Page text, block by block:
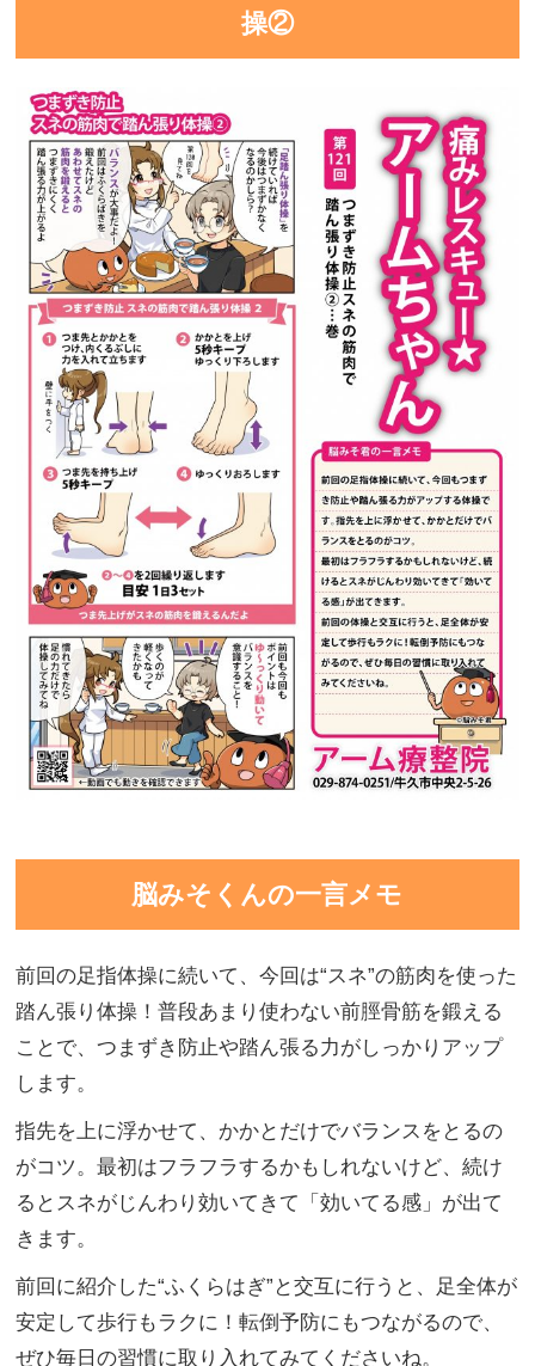
操②
脳みそくんの一言メモ
前回の足指体操に続いて、今回は“スネ”の筋肉を使った
踏ん張り体操！普段あまり使わない前脛骨筋を鍛える
ことで、つまずき防止や踏ん張る力がしっかりアップ
します。
指先を上に浮かせて、かかとだけでバランスをとるの
がコツ。最初はフラフラするかもしれないけど、続け
るとスネがじんわり効いてきて「効いてる感」が出て
きます。
前回に紹介した“ふくらはぎ”と交互に行うと、足全体が
安定して歩行もラクに！転倒予防にもつながるので、
ぜひ毎日の習慣に取り入れてみてくださいね。